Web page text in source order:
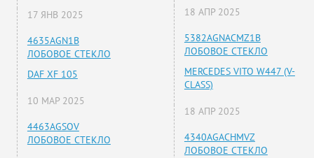
17 ЯНВ 2025
4635AGN1B
ЛОБОВОЕ СТЕКЛО
DAF XF 105
10 МАР 2025
4463AGSOV
ЛОБОВОЕ СТЕКЛО
18 АПР 2025
5382AGNACMZ1B
ЛОБОВОЕ СТЕКЛО
MERCEDES VITO W447 (V-
CLASS)
18 АПР 2025
4340AGACHMVZ
ЛОБОВОЕ СТЕКЛО